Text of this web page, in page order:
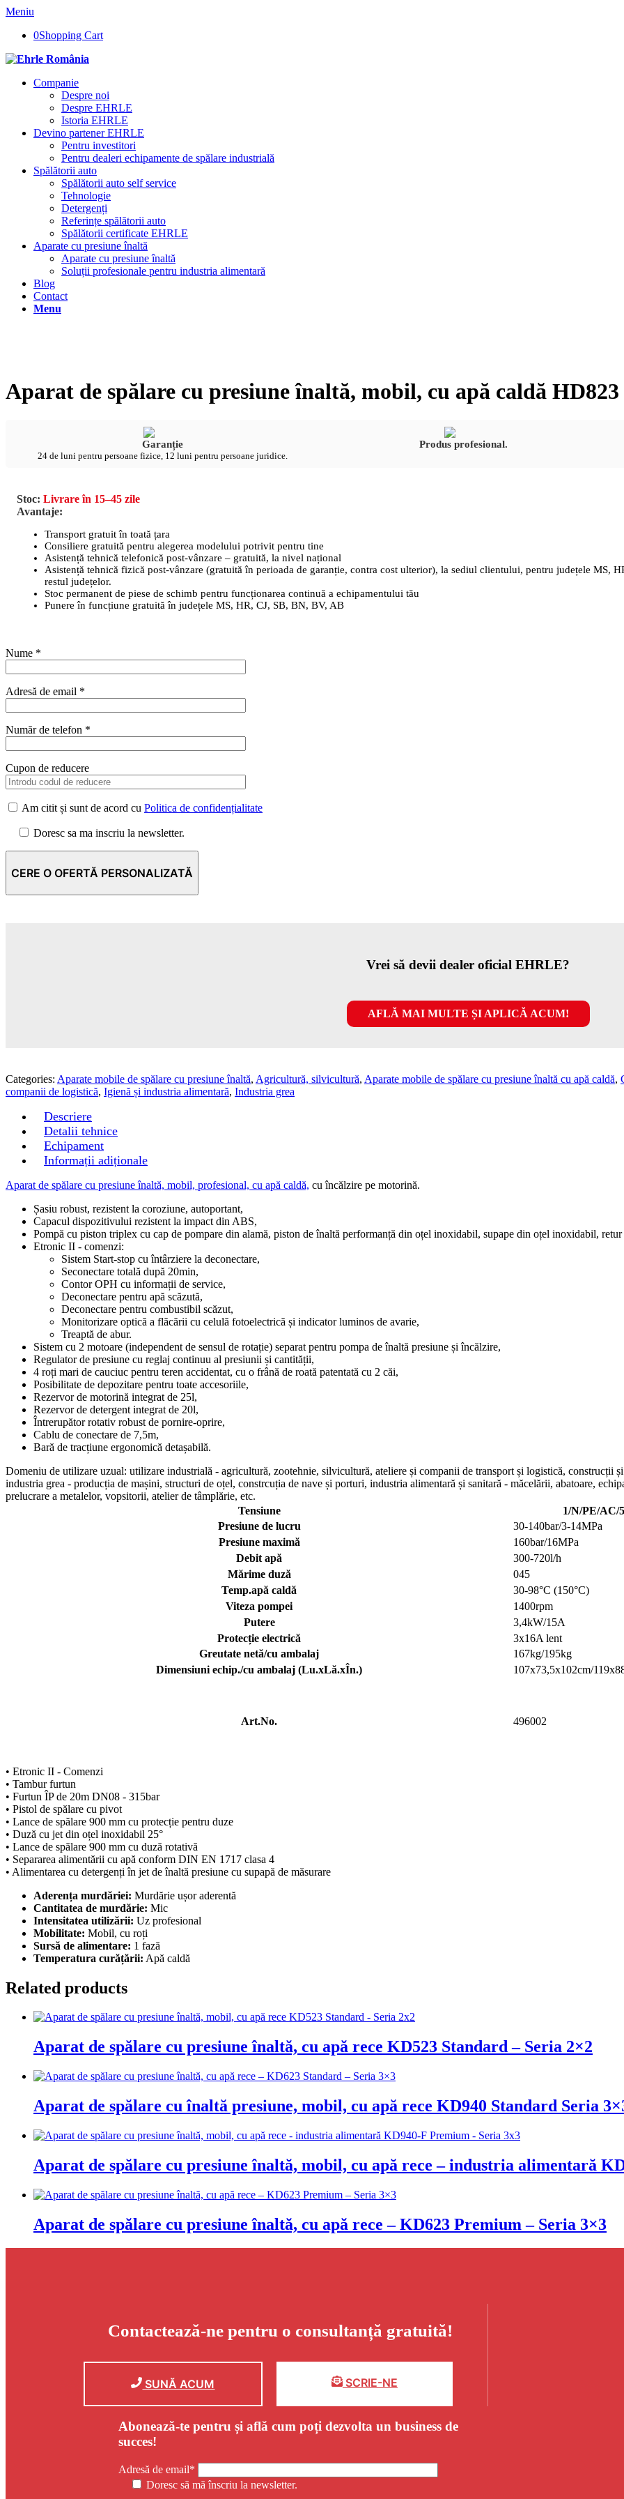
Meniu
0Shopping Cart
Companie
Despre noi
Despre EHRLE
Istoria EHRLE
Devino partener EHRLE
Pentru investitori
Pentru dealeri echipamente de spălare industrială
Spălătorii auto
Spălătorii auto self service
Tehnologie
Detergenți
Referințe spălătorii auto
Spălătorii certificate EHRLE
Aparate cu presiune înaltă
Aparate cu presiune înaltă
Soluții profesionale pentru industria alimentară
Blog
Contact
Menu
Aparat de spălare cu presiune înaltă, mobil, cu apă caldă
Garanție
24 de luni pentru persoane fizice, 12 luni pentru persoane juridice.
Produs profesional.
Stoc: Livrare în 15–45 zile
Avantaje:
Transport gratuit în toată țara
Consiliere gratuită pentru alegerea modelului potrivit pentru tine
Asistență tehnică telefonică post-vânzare – gratuită, la nivel național
Asistență tehnică fizică post-vânzare (gratuită în perioada de garanție, contra cost ulterior), la sediul clientului, pentru județele MS,
restul județelor.
Stoc permanent de piese de schimb pentru funcționarea continuă a echipamentului tău
Punere în funcțiune gratuită în județele MS, HR, CJ, SB, BN, BV, AB
Nume *
Adresă de email *
Număr de telefon *
Cupon de reducere
Am citit și sunt de acord cu Politica de confidențialitate
Doresc sa ma inscriu la newsletter.
Vrei să devii dealer oficial EHRLE?
AFLĂ MAI MULTE ȘI APLICĂ ACUM!
Categories: Aparate mobile de spălare cu presiune înaltă, Agricultură, silvicultură, Aparate mobile de spălare cu presiune înaltă cu apă caldă,
companii de logistică, Igienă și industria alimentară, Industria grea
Descriere
Detalii tehnice
Echipament
Informații adiționale
Aparat de spălare cu presiune înaltă, mobil, profesional, cu apă caldă, cu încălzire pe motorină.
Șasiu robust, rezistent la coroziune, autoportant,
Capacul dispozitivului rezistent la impact din ABS,
Pompă cu piston triplex cu cap de pompare din alamă, piston de înaltă performanță din oțel inoxidabil, supape din oțel inoxidabil, retur
Etronic II - comenzi:
Sistem Start-stop cu întârziere la deconectare,
Seconectare totală după 20min,
Contor OPH cu informații de service,
Deconectare pentru apă scăzută,
Deconectare pentru combustibil scăzut,
Monitorizare optică a flăcării cu celulă fotoelectrică și indicator luminos de avarie,
Treaptă de abur.
Sistem cu 2 motoare (independent de sensul de rotație) separat pentru pompa de înaltă presiune și încălzire,
Regulator de presiune cu reglaj continuu al presiunii și cantității,
4 roți mari de cauciuc pentru teren accidentat, cu o frână de roată patentată cu 2 căi,
Posibilitate de depozitare pentru toate accesoriile,
Rezervor de motorină integrat de 25l,
Rezervor de detergent integrat de 20l,
Întrerupător rotativ robust de pornire-oprire,
Cablu de conectare de 7,5m,
Bară de tracțiune ergonomică detașabilă.
Domeniu de utilizare uzual: utilizare industrială - agricultură, zootehnie, silvicultură, ateliere și companii de transport și logistică, construcții
industria grea - producția de mașini, structuri de oțel, constrcuția de nave și porturi, industria alimentară și sanitară - măcelării, abatoare,
prelucrare a metalelor, vopsitorii, atelier de tâmplărie, etc.
Tensiune
1/N/PE/AC/
Presiune de lucru
30-140bar/3-14MPa
Presiune maximă
160bar/16MPa
Debit apă
300-720l/h
Mărime duză
045
Temp.apă caldă
30-98°C (150°C)
Viteza pompei
1400rpm
Putere
3,4kW/15A
Protecție electrică
3x16A lent
Greutate netă/cu ambalaj
167kg/195kg
Dimensiuni echip./cu ambalaj (Lu.xLă.xÎn.)
107x73,5x102cm/
Art.No. 496002
• Etronic II - Comenzi
• Tambur furtun
• Furtun ÎP de 20m DN08 - 315bar
• Pistol de spălare cu pivot
• Lance de spălare 900 mm cu protecție pentru duze
• Duză cu jet din oțel inoxidabil 25°
• Lance de spălare 900 mm cu duză rotativă
• Separarea alimentării cu apă conform DIN EN 1717 clasa 4
• Alimentarea cu detergenți în jet de înaltă presiune cu supapă de măsurare
Aderența murdăriei: Murdărie ușor aderentă
Cantitatea de murdărie: Mic
Intensitatea utilizării: Uz profesional
Mobilitate: Mobil, cu roți
Sursă de alimentare: 1 fază
Temperatura curățării: Apă caldă
Related products
Aparat de spălare cu presiune înaltă, cu apă rece KD523 Standard – Seria 2×2
Aparat de spălare cu înaltă presiune, mobil, cu apă rece KD940 Standard Seria
Aparat de spălare cu presiune înaltă, mobil, cu apă rece – industria alimentară
Aparat de spălare cu presiune înaltă, cu apă rece – KD623 Premium – Seria 3×3
Contactează-ne pentru o consultanță gratuită!
SUNĂ ACUM SCRIE-NE
Abonează-te pentru și află cum poți dezvolta un business de
succes!
Adresă de email*
Doresc să mă înscriu la newsletter.